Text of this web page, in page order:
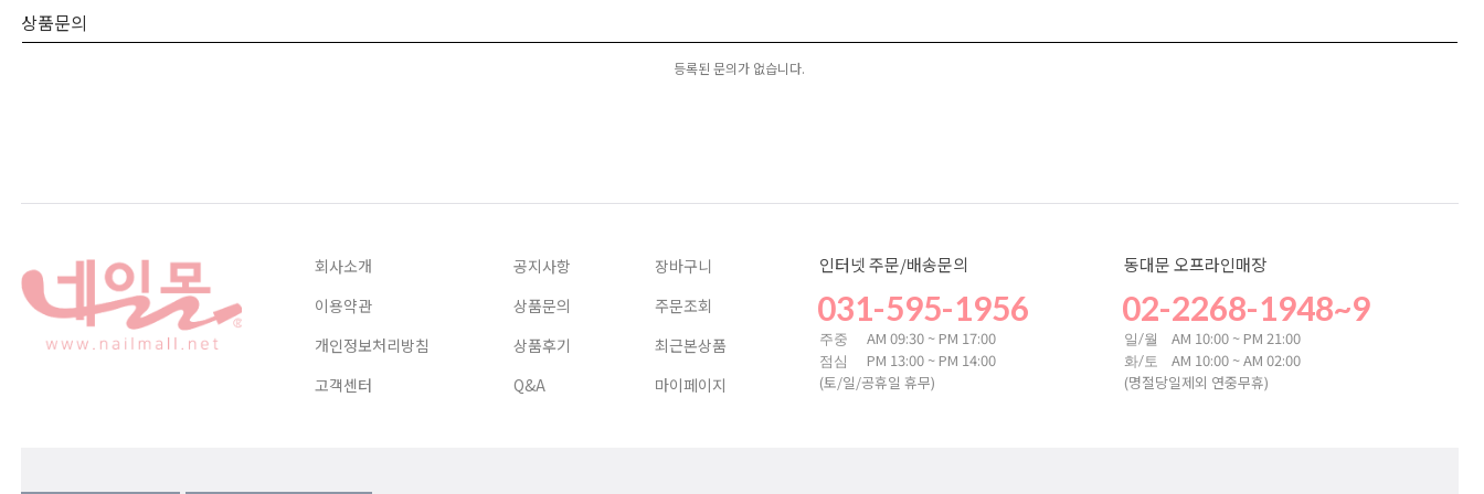
상품문의
등록된 문의가 없습니다.
회사소개
이용약관
개인정보처리방침
고객센터
공지사항
상품문의
상품후기
Q&A
장바구니
주문조회
최근본상품
마이페이지
인터넷 주문/배송문의
031-595-1956
주중 AM 09:30 ~ PM 17:00
점심
PM 13:00 ~ PM 14:00
(토/일/공휴일 휴무)
동대문 오프라인매장
02-2268-1948~9
일/월 AM 10:00 ~ PM 21:00
화/토
AM 10:00 ~ AM 02:00
(명절당일제외 연중무휴)